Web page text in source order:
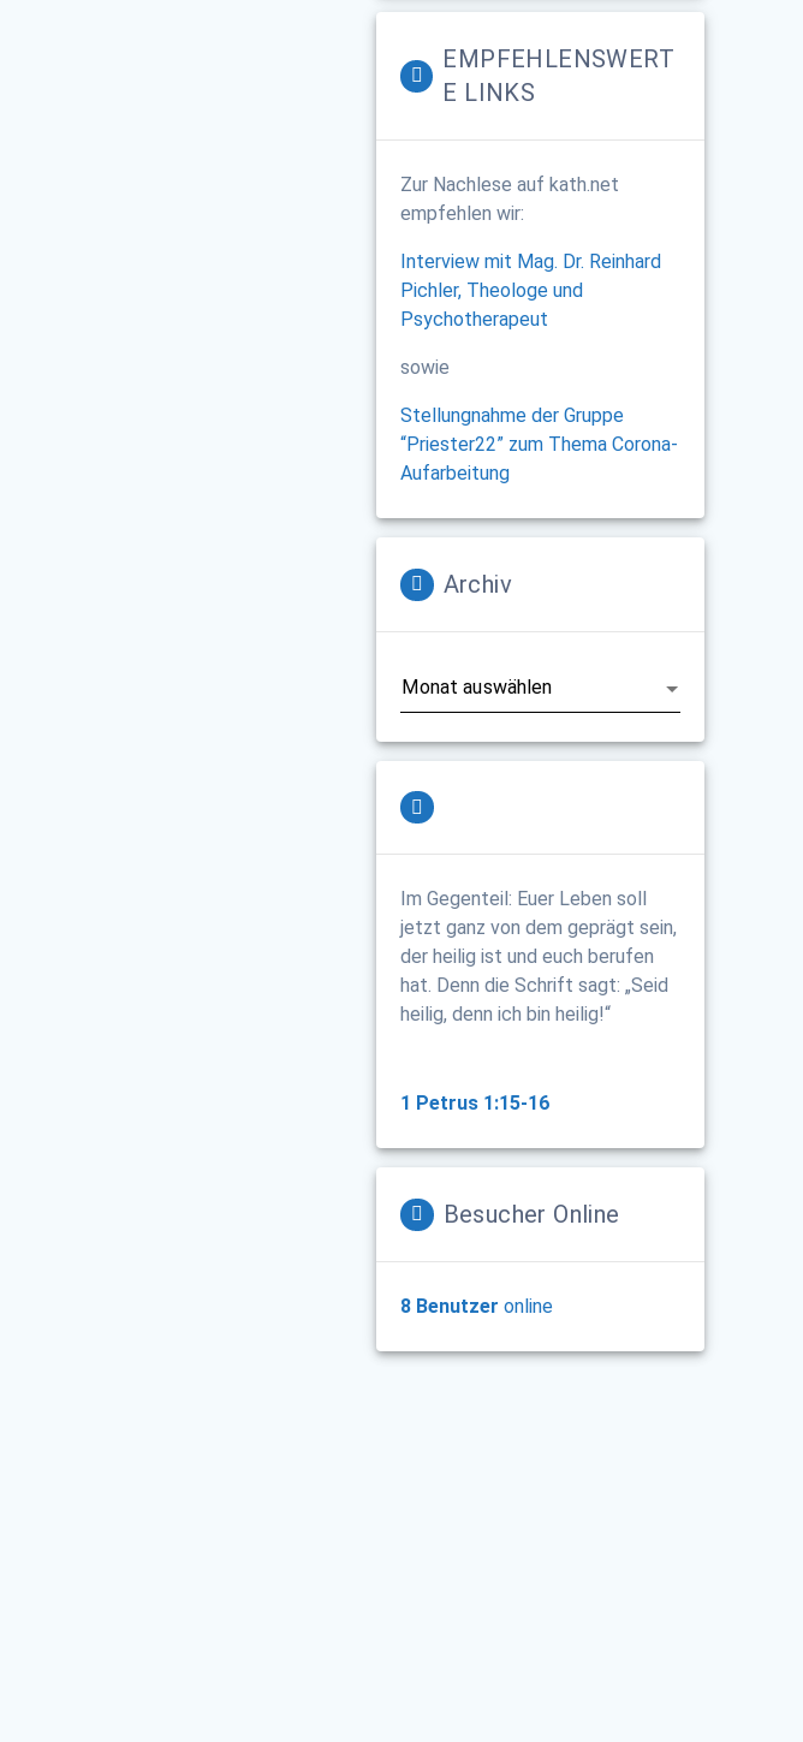
EMPFEHLENSWERT
E LINKS
Zur Nachlese auf kath.net
empfehlen wir:
Interview mit Mag. Dr. Reinhard
Pichler, Theologe und
Psychotherapeut
sowie
Stellungnahme der Gruppe
“Priester22” zum Thema Corona-
Aufarbeitung
Archiv
Im Gegenteil: Euer Leben soll
jetzt ganz von dem geprägt sein,
der heilig ist und euch berufen
hat. Denn die Schrift sagt: „Seid
heilig, denn ich bin heilig!“
1 Petrus 1:15-16
Besucher Online
8 Benutzer online